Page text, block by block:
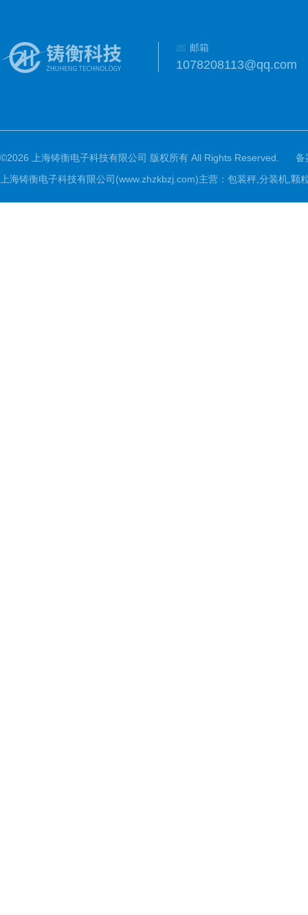
邮箱
1078208113@qq.com
©2026 上海铸衡电子科技有限公司 版权所有 All Rights Reserved.
备
上海铸衡电子科技有限公司(www.zhzkbzj.com)主营： 包装秤,分装机,颗